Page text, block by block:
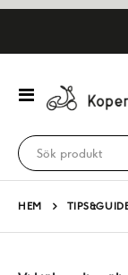
Växla
Nav
HEM